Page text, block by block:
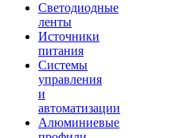
Светодиодные
ленты
Источники
питания
Системы
управления
и
автоматизации
Алюминиевые